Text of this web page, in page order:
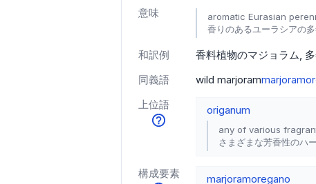
意味
aromatic Eurasian
香りのあるユーラシアの
和訳例 香料植物のマジョラム
同義語
wild marjorammarjoram
上位語
origanum
any of various
さまざまな芳香性のハ
構成要素 marjoramoregano